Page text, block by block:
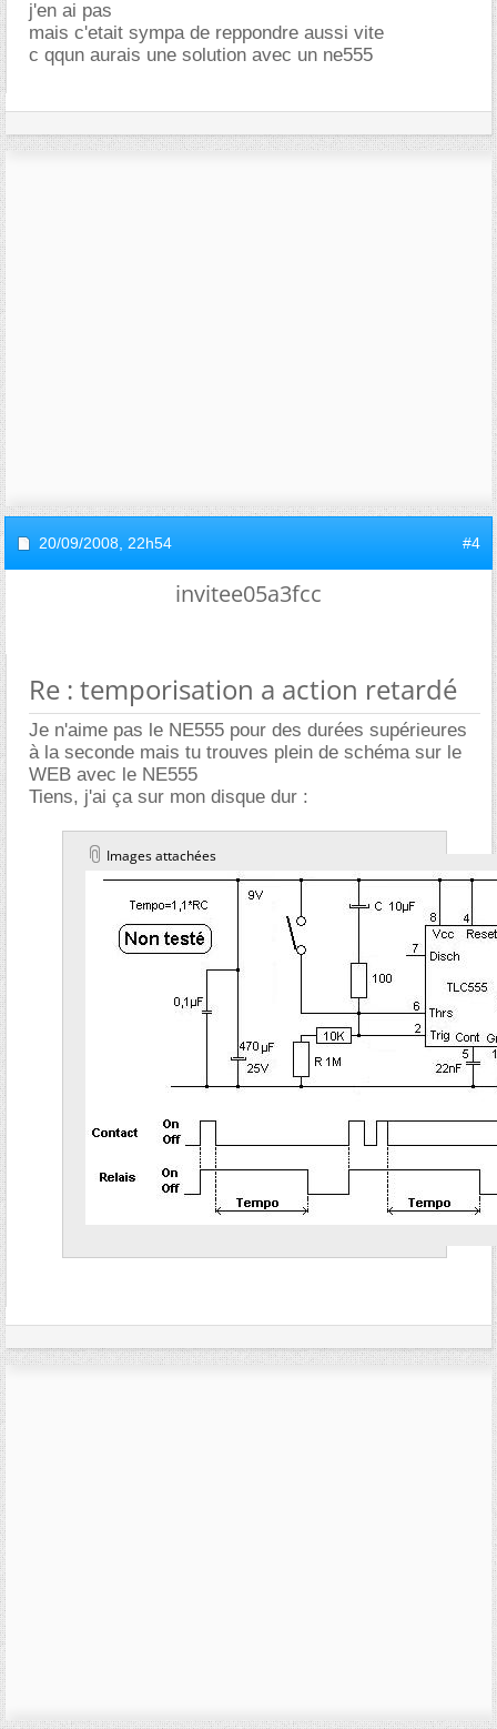
j'en ai pas
mais c'etait sympa de reppondre aussi vite
c qqun aurais une solution avec un ne555
20/09/2008, 22h54 #4
invitee05a3fcc
Re : temporisation a action retardé
Je n'aime pas le NE555 pour des durées supérieures
à la seconde mais tu trouves plein de schéma sur le
WEB avec le NE555
Tiens, j'ai ça sur mon disque dur :
Images attachées